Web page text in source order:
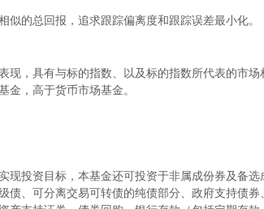
的总回报，追求跟踪偏离度和跟踪误差最小化。
，具有与标的指数、以及标的指数所代表的市
，高于货币市场基金。
投资目标，本基金还可投资于非属成份券及备
、可分离交易可转债的纯债部分、政府支持债